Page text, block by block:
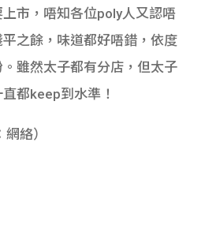
市，唔知各位poly人又認唔
之餘，味道都好唔錯，依度
雖然太子都有分店，但太子
都keep到水準！
絡）